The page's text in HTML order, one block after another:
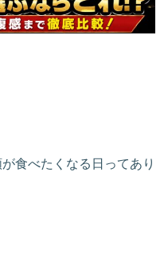
食べたくなる日ってあり